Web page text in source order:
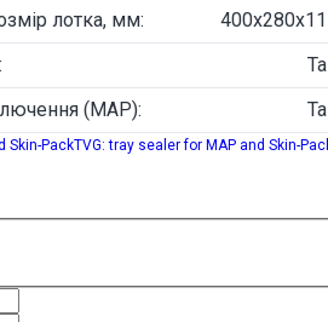
лотка, мм:
(MAP):
TVG: tray sealer for MAP and Skin-